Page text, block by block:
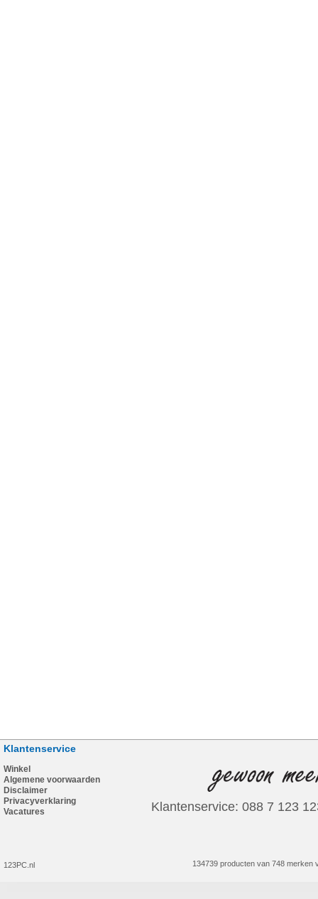
Klantenservice
Winkel
Algemene voorwaarden
Disclaimer
Privacyverklaring
Vacatures
123PC.nl
Klantenservice: 088 7 123
134739 producten van 748 merken